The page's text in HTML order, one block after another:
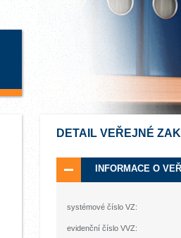
DETAIL VEŘEJNÉ
INFORMACE O
systémové číslo VZ:
evidenční číslo VVZ: